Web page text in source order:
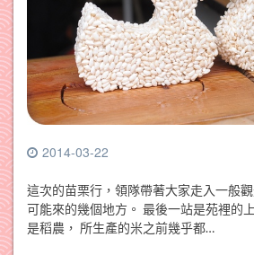
2014-03-22
這次的苗栗行，領隊帶著大家走入一般
可能來的幾個地方。 最後一站是苑裡的
是稻農， 所生產的米之前幾乎都…